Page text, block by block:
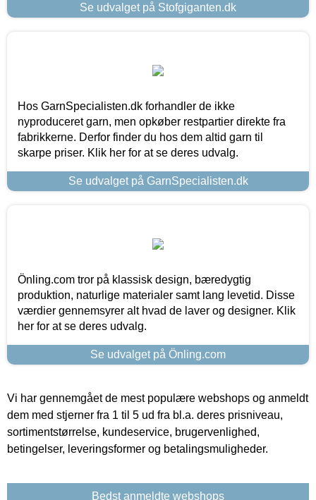
Se udvalget på Stofgiganten.dk
Hos GarnSpecialisten.dk forhandler de ikke
nyproduceret garn, men opkøber restpartier direkte fra
fabrikkerne. Derfor finder du hos dem altid garn til
skarpe priser. Klik her for at se deres udvalg.
Se udvalget på GarnSpecialisten.dk
Önling.com tror på klassisk design, bæredygtig
produktion, naturlige materialer samt lang levetid. Disse
værdier gennemsyrer alt hvad de laver og designer. Klik
her for at se deres udvalg.
Se udvalget på Önling.com
Vi har gennemgået de mest populære webshops og anmeldt
dem med stjerner fra 1 til 5 ud fra bl.a. deres prisniveau,
sortimentstørrelse, kundeservice, brugervenlighed,
betingelser, leveringsformer og betalingsmuligheder.
Bedst anmeldte webshops